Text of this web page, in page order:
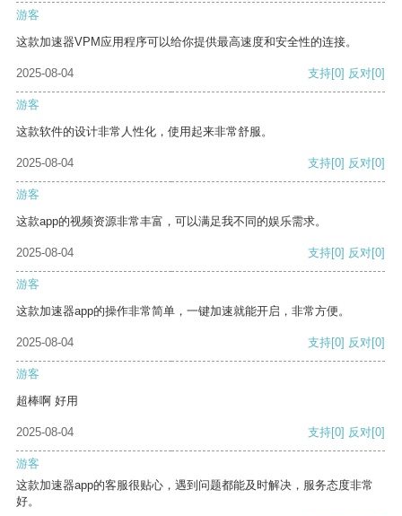
游客
这款加速器VPM应用程序可以给你提供最高速度和安全性的连接。
2025-08-04 支持[0] 反对[0]
游客
这款软件的设计非常人性化，使用起来非常舒服。
2025-08-04 支持[0] 反对[0]
游客
这款app的视频资源非常丰富，可以满足我不同的娱乐需求。
2025-08-04 支持[0] 反对[0]
游客
这款加速器app的操作非常简单，一键加速就能开启，非常方便。
2025-08-04 支持[0] 反对[0]
游客
超棒啊 好用
2025-08-04 支持[0] 反对[0]
游客
这款加速器app的客服很贴心，遇到问题都能及时解决，服务态度非常
好。